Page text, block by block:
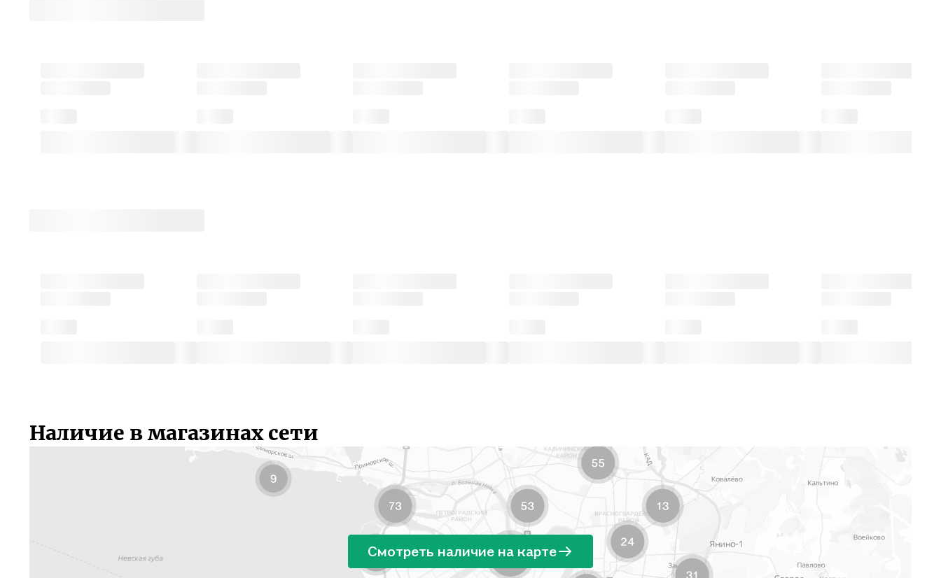
Наличие в магазинах сети
Смотреть наличие на карте